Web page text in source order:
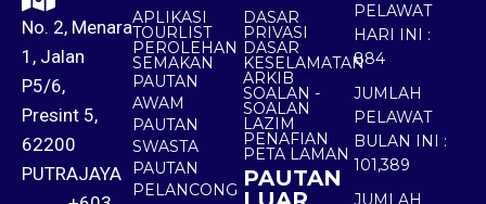
No. 2, Menara
1, Jalan
P5/6,
Presint 5,
62200
PUTRAJAYA
APLIKASI
TOURLIST
PEROLEHAN
SEMAKAN
PAUTAN
AWAM
PAUTAN
SWASTA
PAUTAN
PELANCONG
DASAR
PRIVASI
DASAR
KESELAMATAN
ARKIB
SOALAN -
SOALAN
LAZIM
PENAFIAN
PETA LAMAN
PAUTAN
PELAWAT
HARI INI :
884
JUMLAH
PELAWAT
BULAN INI :
101,389
JUMLAH